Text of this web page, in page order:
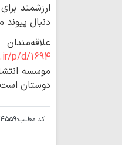
ارزشمند
دنبال
p/d/1694
دوستان
کد مطلب: